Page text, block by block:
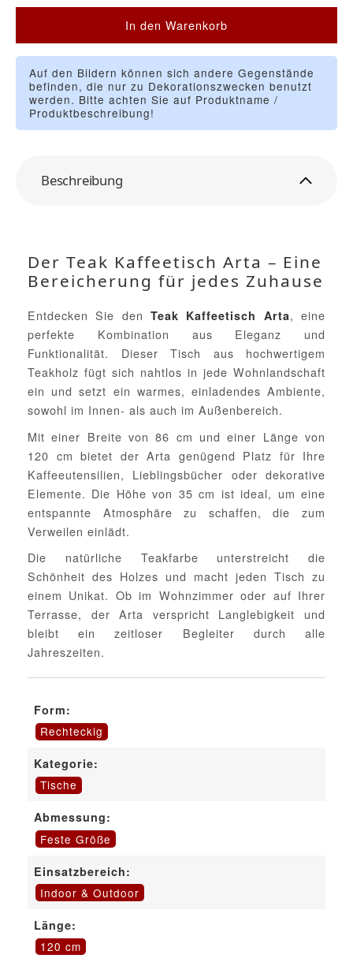
In den Warenkorb
Auf den Bildern können sich andere Gegenstände
befinden, die nur zu Dekorationszwecken benutzt
werden. Bitte achten Sie auf Produktname /
Produktbeschreibung!
Beschreibung
Der Teak Kaffeetisch Arta – Eine
Bereicherung für jedes Zuhause
Entdecken Sie den Teak Kaffeetisch Arta, eine
perfekte Kombination aus Eleganz und
Funktionalität. Dieser Tisch aus hochwertigem
Teakholz fügt sich nahtlos in jede Wohnlandschaft
ein und setzt ein warmes, einladendes Ambiente,
sowohl im Innen- als auch im Außenbereich.
Mit einer Breite von 86 cm und einer Länge von
120 cm bietet der Arta genügend Platz für Ihre
Kaffeeutensilien, Lieblingsbücher oder dekorative
Elemente. Die Höhe von 35 cm ist ideal, um eine
entspannte Atmosphäre zu schaffen, die zum
Verweilen einlädt.
Die natürliche Teakfarbe unterstreicht die
Schönheit des Holzes und macht jeden Tisch zu
einem Unikat. Ob im Wohnzimmer oder auf Ihrer
Terrasse, der Arta verspricht Langlebigkeit und
bleibt ein zeitloser Begleiter durch alle
Jahreszeiten.
Form:
Rechteckig
Kategorie:
Tische
Abmessung:
Feste Größe
Einsatzbereich:
Indoor & Outdoor
Länge:
120 cm